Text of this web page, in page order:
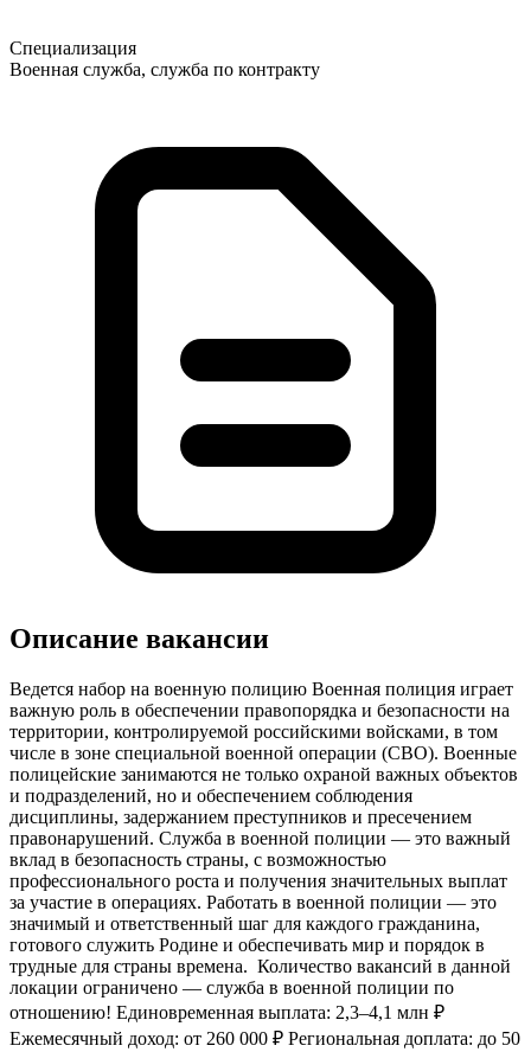
Специализация
Военная служба, служба по контракту
Описание вакансии
Ведется набор на военную полицию Военная полиция играет
важную роль в обеспечении правопорядка и безопасности на
территории, контролируемой российскими войсками, в том
числе в зоне специальной военной операции (СВО). Военные
полицейские занимаются не только охраной важных объектов
и подразделений, но и обеспечением соблюдения
дисциплины, задержанием преступников и пресечением
правонарушений. Служба в военной полиции — это важный
вклад в безопасность страны, с возможностью
профессионального роста и получения значительных выплат
за участие в операциях. Работать в военной полиции — это
значимый и ответственный шаг для каждого гражданина,
готового служить Родине и обеспечивать мир и порядок в
трудные для страны времена. ️ Количество вакансий в данной
локации ограничено — служба в военной полиции пo
отношению! Единовременная выплата: 2,3–4,1 млн ₽
Ежемесячный доход: от 260 000 ₽ Региональная доплата: дo 50